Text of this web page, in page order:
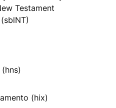
Testament
(hix)